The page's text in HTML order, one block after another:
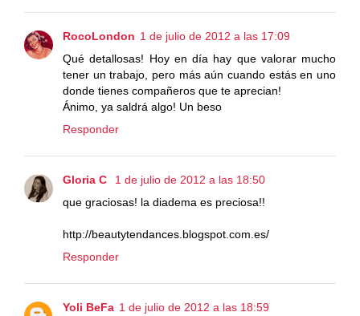
RocoLondon 1 de julio de 2012 a las 17:09
Qué detallosas! Hoy en día hay que valorar mucho
tener un trabajo, pero más aún cuando estás en uno
donde tienes compañeros que te aprecian!
Ánimo, ya saldrá algo! Un beso
Responder
Gloria C
1 de julio de 2012 a las 18:50
que graciosas! la diadema es preciosa!!
http://beautytendances.blogspot.com.es/
Responder
Yoli BeFa 1 de julio de 2012 a las 18:59